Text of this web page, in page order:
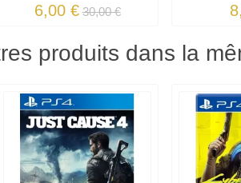
6,00 € 30,00 €
produits dans la